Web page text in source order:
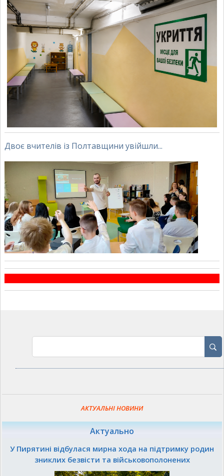
Двоє вчителів із Полтавщини увійшли...
АКТУАЛЬНІ НОВИНИ
Актуально
У Пирятині відбулася мирна хода на підтримку родин
зниклих безвісти та військовополонених